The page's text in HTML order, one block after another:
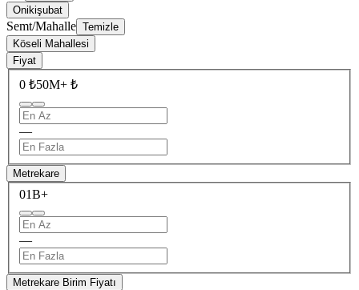
Onikişubat
Semt/Mahalle Temizle
Köseli Mahallesi
Fiyat
0 ₺50M+ ₺
—
Metrekare
01B+
—
Metrekare Birim Fiyatı